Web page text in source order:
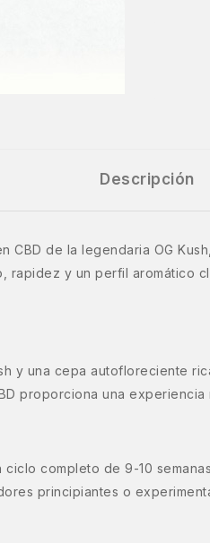
Descripción
CBD de la legendaria OG
y un perfil aromático
y una cepa autofloreciente
proporciona una
completo de 9-10
principiantes o